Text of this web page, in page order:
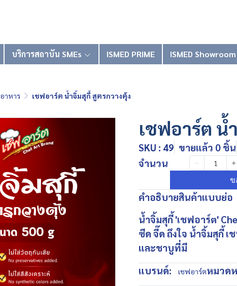
บริการสถาบัน SMEs ISMED PRIME ISMED Showroom
อาหาร เชฟอาร์ต น้ำจิ้มสุกี้ สูตรกวางตุ้ง
เชฟอาร์ต น้
SKU : 49 ขายแล้ว 0 ชิ้น
จำนวน
ข
คำอธิบายสินค้าแบบย่อ
น้ำจิ้มสุกี้ 'เชฟอาร์ต'
ซีด จี๊ด ถึงใจ น้ำจิ้มสุกี้
และชาบูที่มี
แบรนด์:
เชฟอาร์ตหมวด